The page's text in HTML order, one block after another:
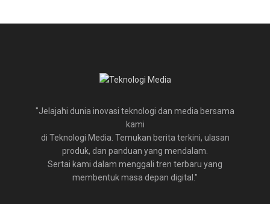
"Jelajahi dunia inovasi teknologi dan media bersama
kami
di Teknologi Media. Temukan berita terkini, ulasan
produk, dan panduan yang mendalam.
Sertai kami dalam menggali tren terbaru yang
membentuk masa depan digital."